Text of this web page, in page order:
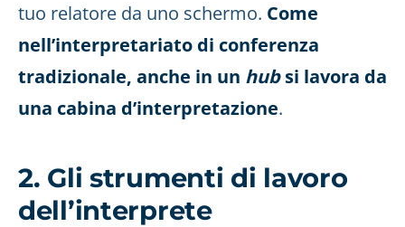
tuo relatore da uno schermo. Come
nell’interpretariato di conferenza
tradizionale, anche in un hubsi lavora da
una cabina d’interpretazione.
2. Gli strumenti di lavoro
dell’interprete